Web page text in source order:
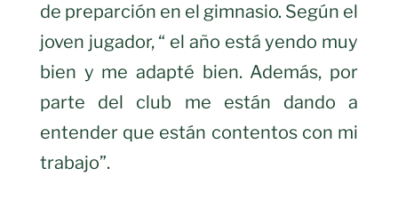
de preparción en el gimnasio. Según el
joven jugador, “ el año está yendo muy
bien y me adapté bien. Además, por
parte del club me están dando a
entender que están contentos con mi
trabajo”.